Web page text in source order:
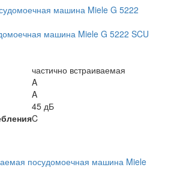
машина Miele G 5222 SCU
частично встраиваемая
A
A
45 дБ
C